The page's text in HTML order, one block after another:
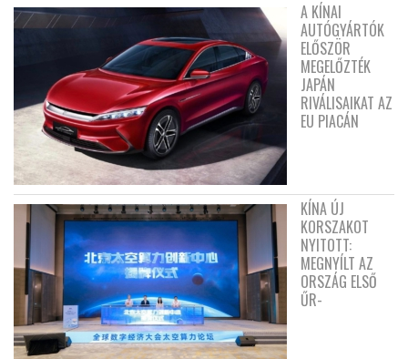
A KÍNAI
AUTÓGYÁRTÓK
ELŐSZÖR
MEGELŐZTÉK
JAPÁN
RIVÁLISAIKAT AZ
EU PIACÁN
KÍNA ÚJ
KORSZAKOT
NYITOTT:
MEGNYÍLT AZ
ORSZÁG ELSŐ
ŰR-